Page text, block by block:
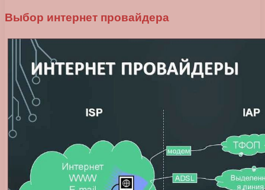
Выбор интернет провайдера